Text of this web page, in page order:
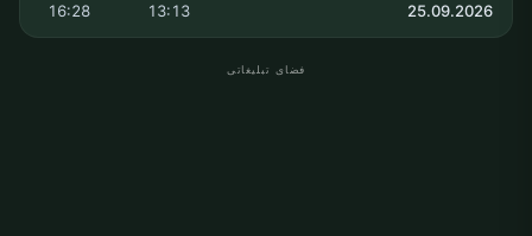
25.09.2026
13:13
16:28
فضای تبلیغاتی